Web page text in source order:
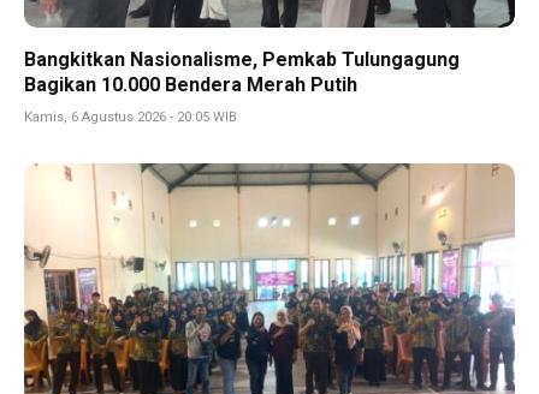
Bangkitkan Nasionalisme, Pemkab Tulungagung
Bagikan 10.000 Bendera Merah Putih
Kamis, 6 Agustus 2026 - 20:05 WIB